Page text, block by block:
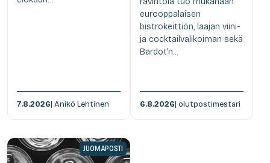
7.8.2026| Anikó Lehtinen
eurooppalaisen
bistrokeittiön, laajan viini-
ja cocktailvalikoiman sekä
Bardot'n...
6.8.2026| olutpostimestari
JUOMAPOSTI